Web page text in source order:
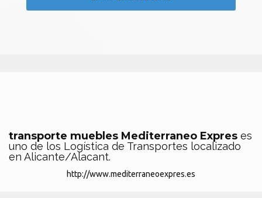
transporte muebles Mediterraneo Expres es
uno de los Logística de Transportes localizado
en Alicante/Alacant.
http://www.mediterraneoexpres.es